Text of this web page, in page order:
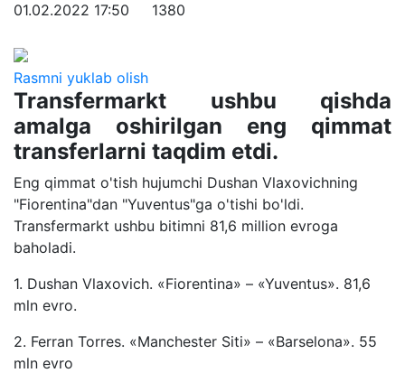
01.02.2022 17:50 1380
Rasmni yuklab olish
Transfermarkt ushbu qishda
amalga oshirilgan eng qimmat
transferlarni taqdim etdi.
Eng qimmat o'tish hujumchi Dushan Vlaxovichning
"Fiorentina"dan "Yuventus"ga o'tishi bo'ldi.
Transfermarkt ushbu bitimni 81,6 million evroga
baholadi.
1. Dushan Vlaxovich. «Fiorentina» – «Yuventus». 81,6
mln evro.
2. Ferran Torres. «Manchester Siti» – «Barselona». 55
mln evro